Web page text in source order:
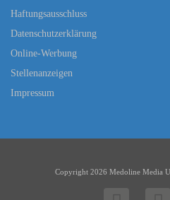
Haftungsausschluss
Datenschutzerklärung
Online-Werbung
Stellenanzeigen
Impressum
Copyright 2026 Medoline Media